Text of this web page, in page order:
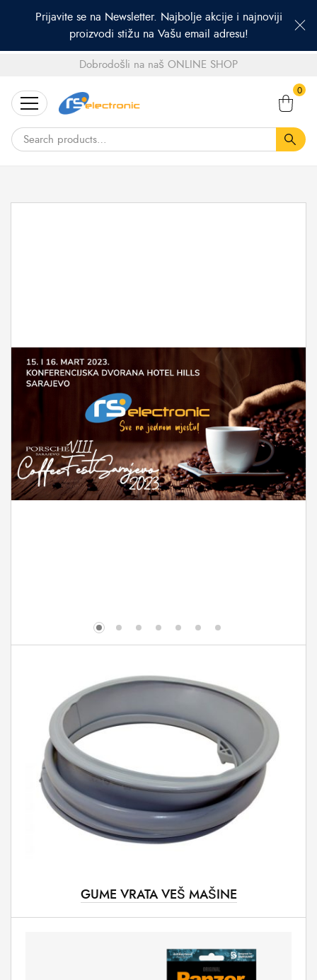
Prijavite se na Newsletter. Najbolje akcije i najnoviji
proizvodi stižu na Vašu email adresu!
Dobrodošli na naš ONLINE SHOP
for:
0
GUME VRATA VEŠ MAŠINE